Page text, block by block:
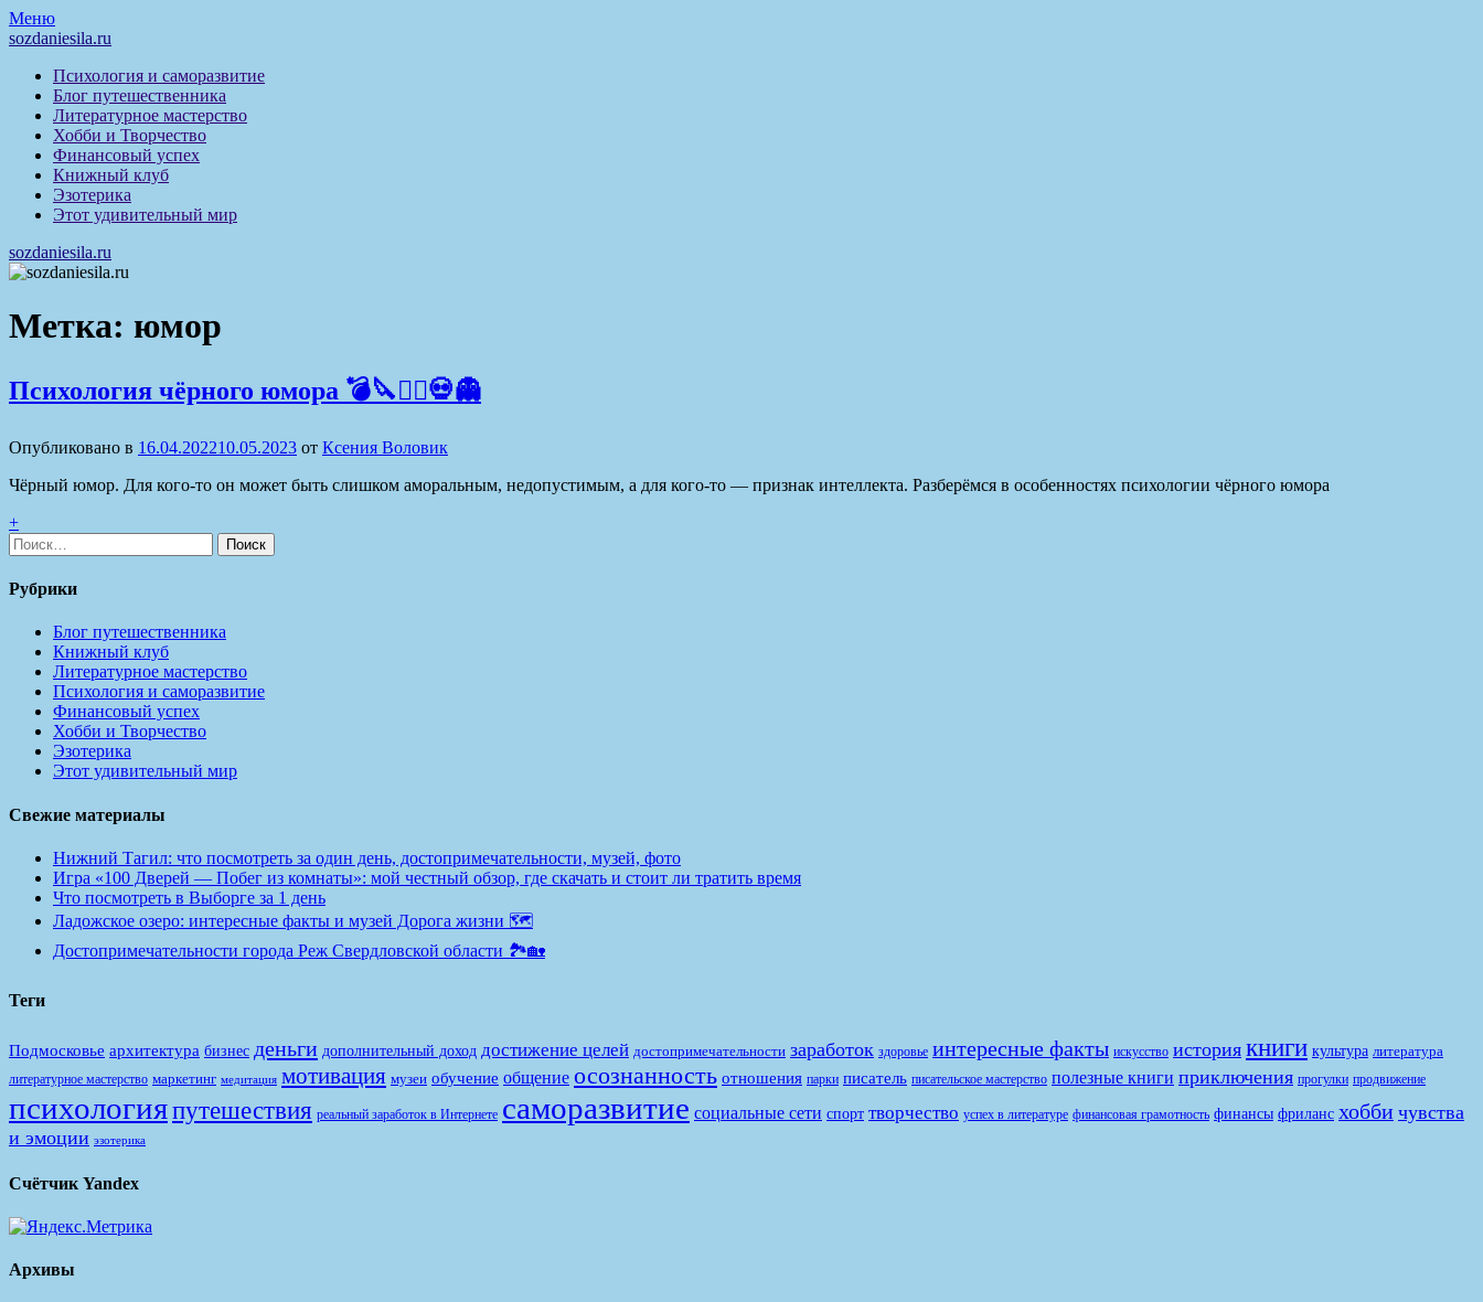
Перейти
к
Меню
sozdaniesila.ru
Психология и саморазвитие
Блог путешественника
Литературное мастерство
Хобби и Творчество
Финансовый успех
Книжный клуб
Эзотерика
Этот удивительный мир
sozdaniesila.ru
Метка: юмор
Психология чёрного юмора 💣🔪🧛‍♀️💀👻
Опубликовано в 16.04.202210.05.2023 от Ксения Воловик
Чёрный юмор. Для кого-то он может быть слишком аморальным, недопустимым, а для кого-то — признак интеллекта. Разберёмся в особенностях психологии чёрного юмора
+
Найти:
Рубрики
Блог путешественника
Книжный клуб
Литературное мастерство
Психология и саморазвитие
Финансовый успех
Хобби и Творчество
Эзотерика
Этот удивительный мир
Свежие материалы
Нижний Тагил: что посмотреть за один день, достопримечательности, музей, фото
Игра «100 Дверей — Побег из комнаты»: мой честный обзор, где скачать и стоит ли тратить время
Что посмотреть в Выборге за 1 день
Ладожское озеро: интересные факты и музей Дорога жизни 🗺️
Достопримечательности города Реж Свердловской области 🏞️🏡
Теги
Подмосковье архитектура бизнес деньги дополнительный доход достижение целей достопримечательности заработок здоровье интересные факты искусство история книги культура литература
литературное мастерство маркетинг медитация мотивация музеи обучение общение осознанность отношения парки писатель писательское мастерство полезные книги приключения прогулки продвижение
психологияпутешествия реальный заработок в Интернете саморазвитие социальные сети спорт творчество успех в литературе финансовая грамотность финансы фриланс хобби чувства
и эмоции эзотерика
Счётчик Yandex
Архивы